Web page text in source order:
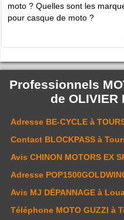
moto ? Quelles sont les
pour casque de moto ?
Professionnels
de OLIVIER
Adresse BE-CYCLE à
Contact BLOCKPASS à
Avis CHINON MOTORS EX
Adresse
Avis MJ DÉPANNAGE à
Téléphone MOTO GUZZI à